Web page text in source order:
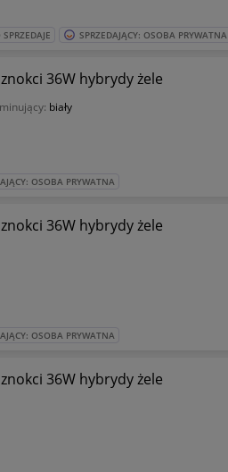
SPRZEDAJĄCY: OSOBA PRYWATNA
36W hybrydy żele
biały
OSOBA PRYWATNA
36W hybrydy żele
OSOBA PRYWATNA
36W hybrydy żele